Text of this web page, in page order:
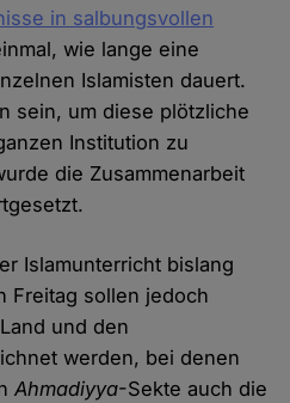
in salbungsvollen
wie lange eine
Islamisten dauert.
sein, um diese plötzliche
Institution zu
die Zusammenarbeit
Islamunterricht bislang
Freitag sollen jedoch
und den
werden, bei denen
Ahmadiyya-Sekte auch die